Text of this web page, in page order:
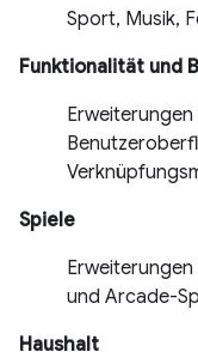
Sport, Musik,
Funktionalität und
Spiele
und Arcade-
Haushalt